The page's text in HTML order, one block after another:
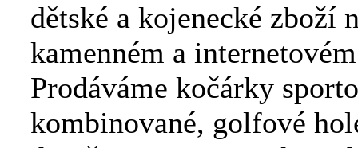
dětské a kojenecké zboží
kamenném a
Prodáváme kočárky
kombinované, golfové